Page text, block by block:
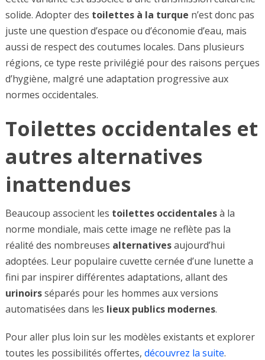
solide. Adopter des toilettes à la turque n’est donc pas
juste une question d’espace ou d’économie d’eau, mais
aussi de respect des coutumes locales. Dans plusieurs
régions, ce type reste privilégié pour des raisons perçues
d’hygiène, malgré une adaptation progressive aux
normes occidentales.
Toilettes occidentales et
autres alternatives
inattendues
Beaucoup associent les toilettes occidentalesà la
norme mondiale, mais cette image ne reflète pas la
réalité des nombreuses alternativesaujourd’hui
adoptées. Leur populaire cuvette cernée d’une lunette a
fini par inspirer différentes adaptations, allant des
urinoirsséparés pour les hommes aux versions
automatisées dans les lieux publics modernes.
Pour aller plus loin sur les modèles existants et explorer
toutes les possibilités offertes, découvrez la suite.